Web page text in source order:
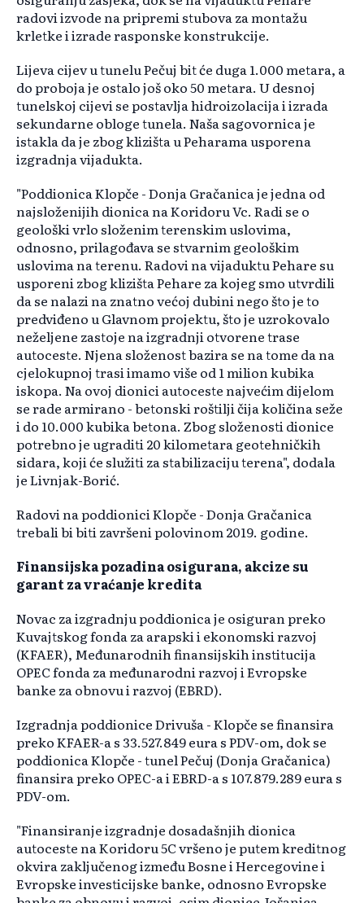
radovi izvode na pripremi stubova za montažu
krletke i izrade rasponske konstrukcije.
Lijeva cijev u tunelu Pečuj bit će duga 1.000 metara, a
do proboja je ostalo još oko 50 metara. U desnoj
tunelskoj cijevi se postavlja hidroizolacija i izrada
sekundarne obloge tunela. Naša sagovornica je
istakla da je zbog klizišta u Peharama usporena
izgradnja vijadukta.
"Poddionica Klopče - Donja Gračanica je jedna od
najsloženijih dionica na Koridoru Vc. Radi se o
geološki vrlo složenim terenskim uslovima,
odnosno, prilagođava se stvarnim geološkim
uslovima na terenu. Radovi na vijaduktu Pehare su
usporeni zbog klizišta Pehare za kojeg smo utvrdili
da se nalazi na znatno većoj dubini nego što je to
predviđeno u Glavnom projektu, što je uzrokovalo
neželjene zastoje na izgradnji otvorene trase
autoceste. Njena složenost bazira se na tome da na
cjelokupnoj trasi imamo više od 1 milion kubika
iskopa. Na ovoj dionici autoceste najvećim dijelom
se rade armirano - betonski roštilji čija količina seže
i do 10.000 kubika betona. Zbog složenosti dionice
potrebno je ugraditi 20 kilometara geotehničkih
sidara, koji će služiti za stabilizaciju terena", dodala
je Livnjak-Borić.
Radovi na poddionici Klopče - Donja Gračanica
trebali bi biti završeni polovinom 2019. godine.
Finansijska pozadina osigurana, akcize su
garant za vraćanje kredita
Novac za izgradnju poddionica je osiguran preko
Kuvajtskog fonda za arapski i ekonomski razvoj
(KFAER), Međunarodnih finansijskih institucija
OPEC fonda za međunarodni razvoj i Evropske
banke za obnovu i razvoj (EBRD).
Izgradnja poddionice Drivuša - Klopče se finansira
preko KFAER-a s 33.527.849 eura s PDV-om, dok se
poddionica Klopče - tunel Pečuj (Donja Gračanica)
finansira preko OPEC-a i EBRD-a s 107.879.289 eura s
PDV-om.
"Finansiranje izgradnje dosadašnjih dionica
autoceste na Koridoru 5C vršeno je putem kreditnog
okvira zaključenog između Bosne i Hercegovine i
Evropske investicijske banke, odnosno Evropske